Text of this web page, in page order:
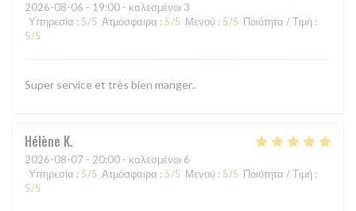
2026-08-06 - 19:00 - καλεσμένοι 3
Υπηρεσία : 5/5 Ατμόσφαιρα : 5/5 Μενού : 5/5 Ποιότητα / Τιμή :
5/5
Super service et très bien manger..
Hélène K
2026-08-07 - 20:00 - καλεσμένοι 6
Υπηρεσία : 5/5 Ατμόσφαιρα : 5/5 Μενού : 5/5 Ποιότητα / Τιμή :
5/5